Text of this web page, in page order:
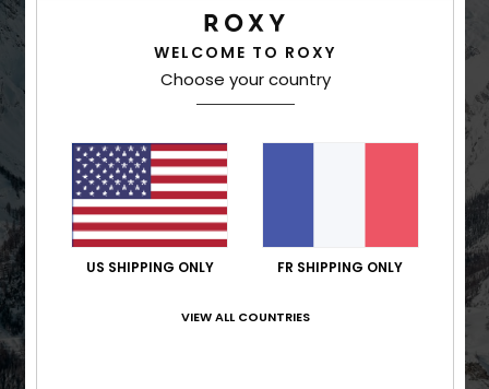
WELCOME TO ROXY
Choose your country
US SHIPPING ONLY FR SHIPPING ONLY
VIEW ALL COUNTRIES